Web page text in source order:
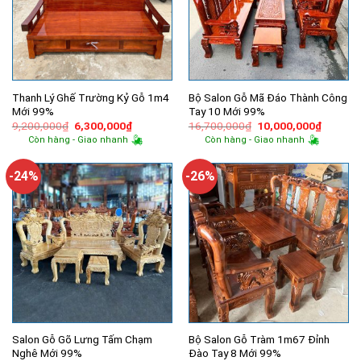
Thanh Lý Ghế Trường Kỷ Gỗ 1m4
Mới 99%
9,200,000₫ Giá
gốc
là:
6,300,000₫Giá
hiện
tại
6,300,000₫.
Còn hàng - Giao nhanh
Bộ Salon Gỗ Mã Đáo Thành Công
Tay 10 Mới 99%
16,700,000₫ Giá
gốc
là:
10,000,000₫Giá
hiện
Còn hàng - Giao nhanh
-24%
Salon Gỗ Gõ Lưng Tấm Chạm
Nghê Mới 99%
-26%
Bộ Salon Gỗ Tràm 1m67 Đỉnh
Đào Tay 8 Mới 99%